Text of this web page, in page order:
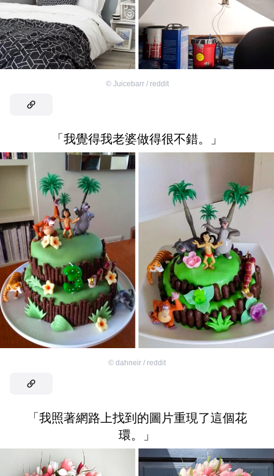
© Juicebarr / reddit
「我覺得我老婆做得很不錯。」
© dahneir / reddit
「我照著網路上找到的圖片重現了這個花
環。」